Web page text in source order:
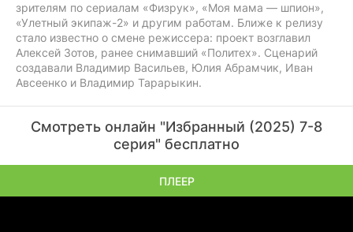
зрителям по сериалам «Физрук», «Моя мама — шпион»,
«Улетный экипаж-2» и другим работам. Ближе к релизу
стало известно о смене режиссера: проект возглавил
Алексей Зотов, ранее снимавший «Политех». Сценарий
создавали Владимир Васильев, Юлия Абрамчик, Иван
Авсеенко и Владимир Тарарыкин.
Смотреть онлайн "Избранный (2025) 7-8
серия" бесплатно
ПЛЕЕР